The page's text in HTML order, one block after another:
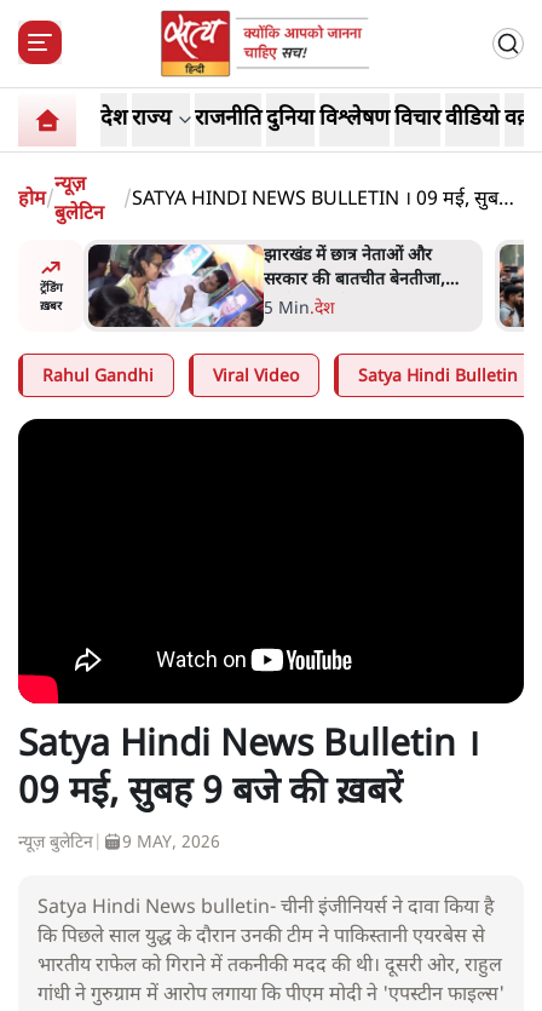
देशराज्य राजनीतिदुनियाविश्लेषणविचारवीडियो
होम/
न्यूज़
बुलेटिन
/SATYA HINDI NEWS BULLETIN । 09 मई, सुबह
ट्रेंडिंग
ख़बर
'Kya
चुनाव
झारखंड में छात्र नेताओं और
सरकार की बातचीत बेनतीजा,
आंदोलन जारी
5 Min.देश
Rahul Gandhi Viral Video Satya Hindi Bulletin
Satya Hindi News Bulletin ।
09 मई, सुबह 9 बजे की ख़बरें
न्यूज़ बुलेटिन 9 MAY, 2026
Satya Hindi News bulletin- चीनी इंजीनियर्स ने दावा किया है
कि पिछले साल युद्ध के दौरान उनकी टीम ने पाकिस्तानी एयरबेस से
भारतीय राफेल को गिराने में तकनीकी मदद की थी। दूसरी ओर, राहुल
गांधी ने गुरुग्राम में आरोप लगाया कि पीएम मोदी ने 'एपस्टीन फाइल्स'